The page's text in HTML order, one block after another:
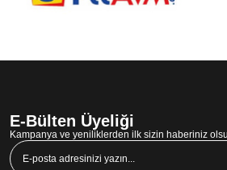
E-Bülten Üyeliği
Kampanya ve yeniliklerden ilk sizin haberiniz